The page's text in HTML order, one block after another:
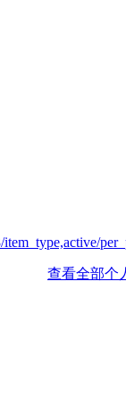
查看全部个